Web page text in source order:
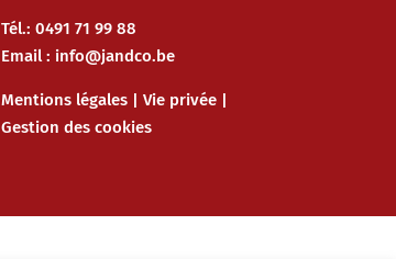
Tél.: 0491 71 99 88
Email : info@jandco.be
Mentions légales |Vie privée |
Gestion des cookies